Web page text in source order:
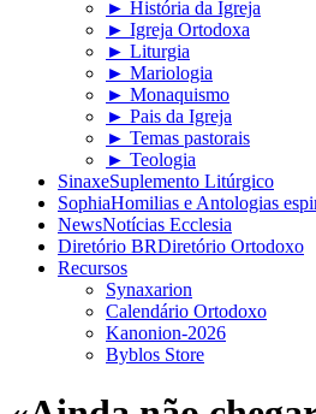
► História da Igreja
► Igreja Ortodoxa
► Liturgia
► Mariologia
► Monaquismo
► Pais da Igreja
► Temas pastorais
► Teologia
SinaxeSuplemento Litúrgico
SophiaHomilias e Antologias
NewsNotícias Ecclesia
Diretório BRDiretório Ortodoxo
Recursos
Synaxarion
Calendário Ortodoxo
Kanonion-2026
Byblos Store